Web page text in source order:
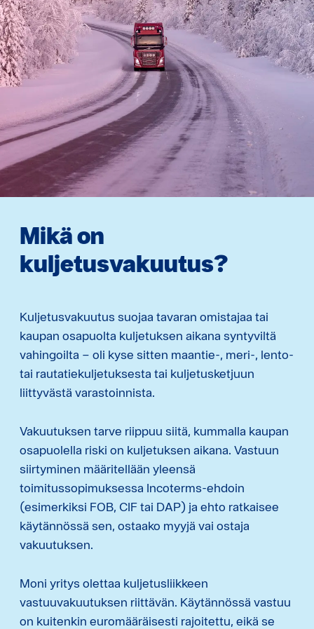
Mikä on
kuljetusvakuutus?
Kuljetusvakuutus suojaa tavaran omistajaa tai
kaupan osapuolta kuljetuksen aikana syntyviltä
vahingoilta – oli kyse sitten maantie-, meri-, lento-
tai rautatiekuljetuksesta tai kuljetusketjuun
liittyvästä varastoinnista.
Vakuutuksen tarve riippuu siitä, kummalla kaupan
osapuolella riski on kuljetuksen aikana. Vastuun
siirtyminen määritellään yleensä
toimitussopimuksessa Incoterms-ehdoin
(esimerkiksi FOB, CIF tai DAP) ja ehto ratkaisee
käytännössä sen, ostaako myyjä vai ostaja
vakuutuksen.
Moni yritys olettaa kuljetusliikkeen
vastuuvakuutuksen riittävän. Käytännössä vastuu
on kuitenkin euromääräisesti rajoitettu, eikä se